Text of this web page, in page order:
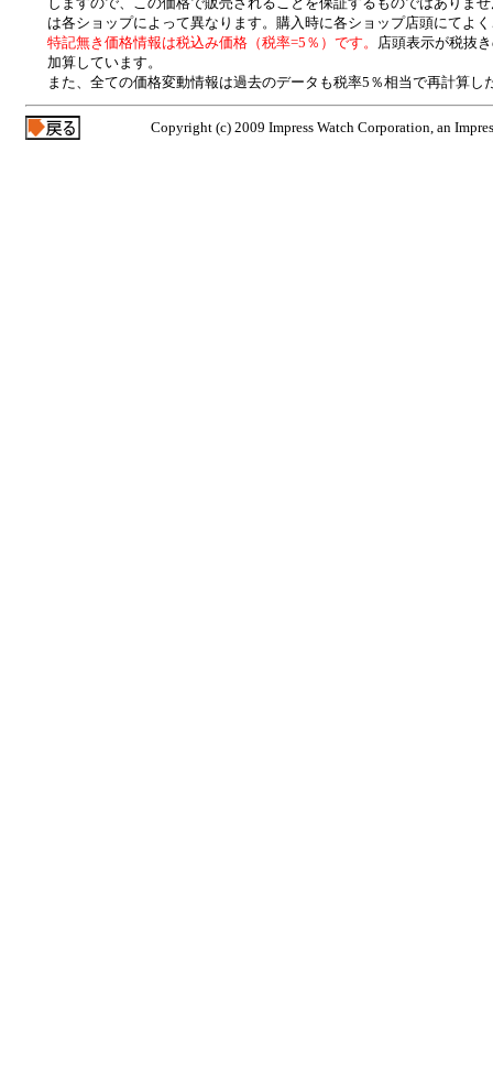
は各ショップによって異なります。購入時に各ショップ店頭にてよ
特記無き価格情報は税込み価格（税率=5％）です。 店頭表示が税抜
加算しています。
また、全ての価格変動情報は過去のデータも税率5％相当で再計算し
Copyright (c) 2009 Impress Watch Corporation, an